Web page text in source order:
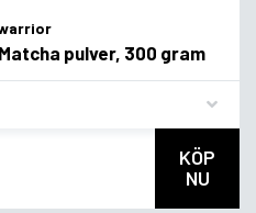
pulver, 300 gram
KÖP
NU